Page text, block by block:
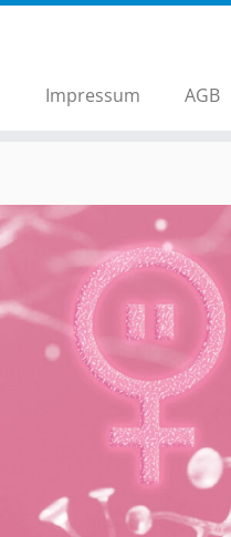
Impressum AGB